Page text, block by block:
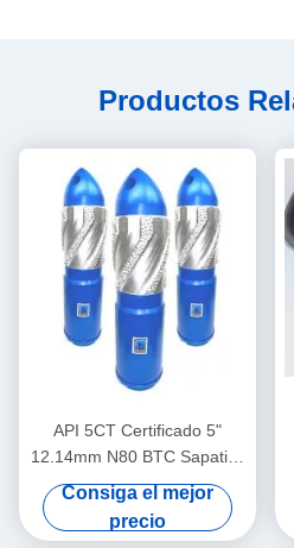
Productos
API 5CT Certificado 5"
12.14mm N80 BTC Sapatilla
flotante de aleación de
aluminio de válvula única de
cierre automático para
Consiga el mejor
precio